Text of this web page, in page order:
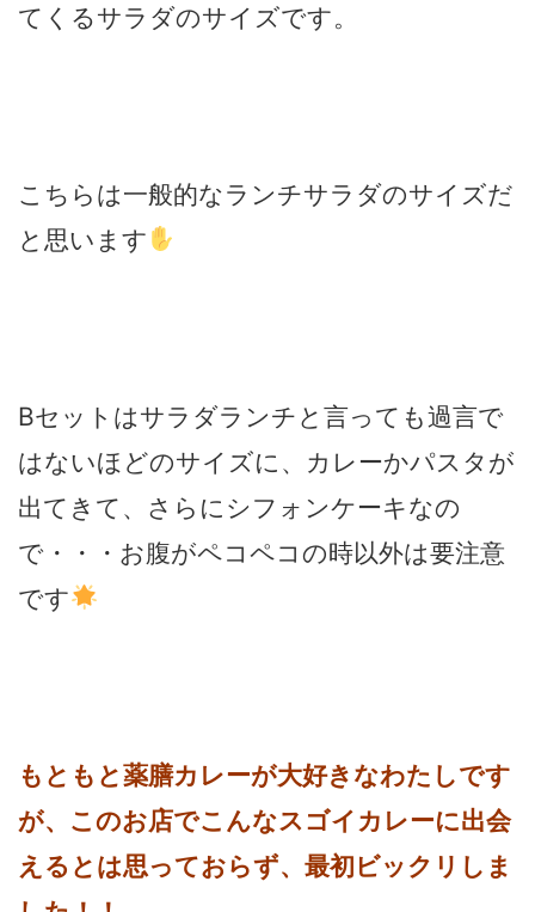
てくるサラダのサイズです。
こちらは一般的なランチサラダのサイズだ
と思います
Bセットはサラダランチと言っても過言で
はないほどのサイズに、カレーかパスタが
出てきて、さらにシフォンケーキなの
で・・・お腹がペコペコの時以外は要注意
です
もともと薬膳カレーが大好きなわたしです
が、このお店でこんなスゴイカレーに出会
えるとは思っておらず、最初ビックリしま